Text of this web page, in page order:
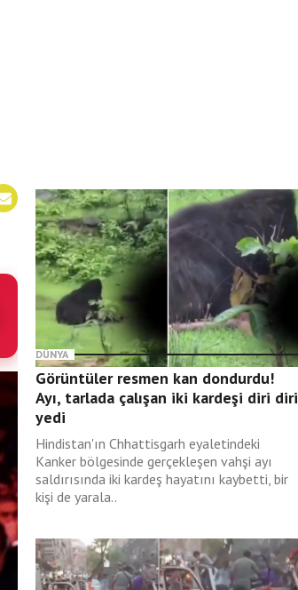
DÜNYA
Görüntüler resmen kan dondurdu!
Ayı, tarlada çalışan iki kardeşi diri diri
yedi
Hindistan'ın Chhattisgarh eyaletindeki
Kanker bölgesinde gerçekleşen vahşi ayı
saldırısında iki kardeş hayatını kaybetti, bir
kişi de yarala..